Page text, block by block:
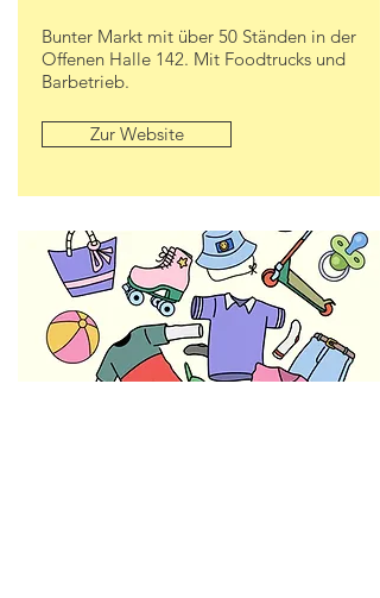
Bunter Markt mit über 50 Ständen in der
Offenen Halle 142. Mit Foodtrucks und
Barbetrieb.
Zur Website